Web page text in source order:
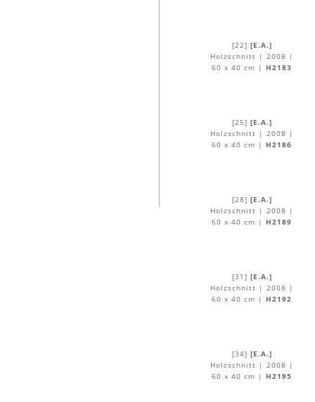
[22] [E.A.]
Holzschnitt | 2008 |
60 x 40 cm |
H2183
[25] [E.A.]
Holzschnitt | 2008 |
60 x 40 cm |
H2186
[28] [E.A.]
Holzschnitt | 2008 |
60 x 40 cm |
H2189
[31] [E.A.]
Holzschnitt | 2008 |
60 x 40 cm |
H2192
[34] [E.A.]
Holzschnitt | 2008 |
60 x 40 cm |
H2195